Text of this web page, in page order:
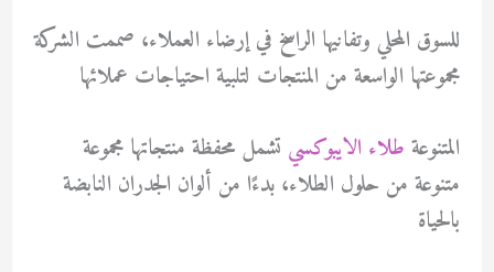
للسوق المحلي وتفانيها الراسخ في إرضاء العملاء، صممت الشركة
مجموعتها الواسعة من المنتجات لتلبية احتياجات عملائها
المتنوعة طلاء الايبوكسي تشمل محفظة منتجاتها مجموعة
متنوعة من حلول الطلاء، بدءًا من ألوان الجدران النابضة
بالحياة